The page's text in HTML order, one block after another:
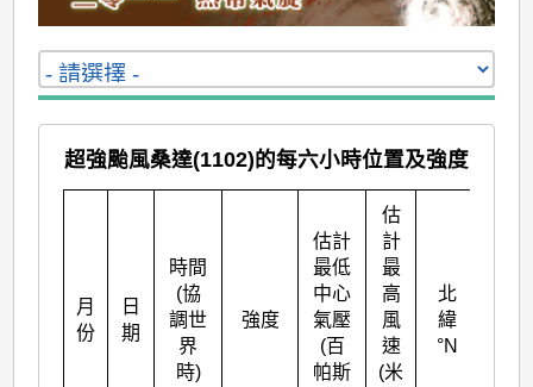
超強颱風桑達(1102)的每六小時位置及強度
月
份
日
期
時間
(協
調世
界
時)
強度
估計
最低
中心
氣壓
(百
帕斯
估
計
最
高
風
速
(米
北
緯
°N